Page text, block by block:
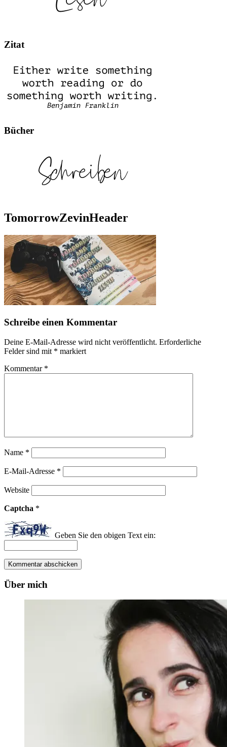
Zitat
Bücher
TomorrowZevinHeader
Schreibe einen Kommentar
Deine E-Mail-Adresse wird nicht veröffentlicht. Erforderliche
Felder sind mit * markiert
Kommentar *
Name *
E-Mail-Adresse *
Website
Captcha *
Geben Sie den obigen Text ein:
Über mich